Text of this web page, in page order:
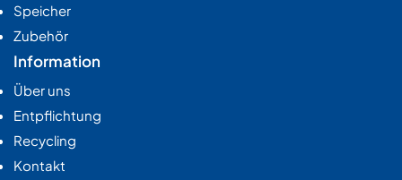
Speicher
Zubehör
Information
Über uns
Entpflichtung
Recycling
Kontakt